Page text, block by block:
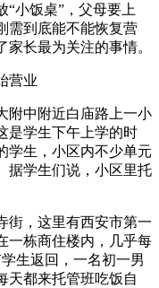
“小饭桌”，父母要上
需到底能不能恢复营
长最为关注的事情。
营业
中附近白庙路上一小
是学生下午上学的时
学生，小区内不少单元
据学生们说，小区里托
，这里有西安市第一
一栋商住楼内，几乎每
生返回，一名初一男
天都来托管班吃饭自